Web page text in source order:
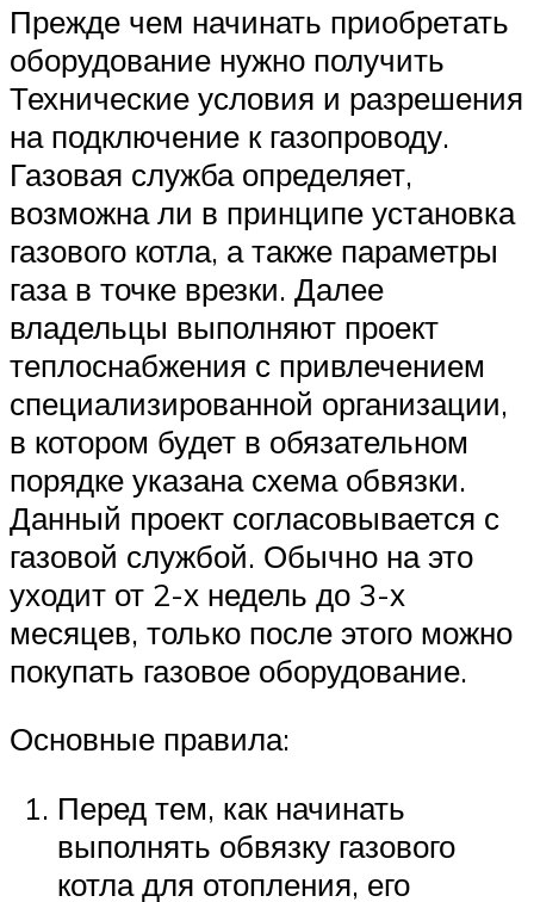
Прежде чем начинать приобретать
оборудование нужно получить
Технические условия и разрешения
на подключение к газопроводу.
Газовая служба определяет,
возможна ли в принципе установка
газового котла, а также параметры
газа в точке врезки. Далее
владельцы выполняют проект
теплоснабжения с привлечением
специализированной организации,
в котором будет в обязательном
порядке указана схема обвязки.
Данный проект согласовывается с
газовой службой. Обычно на это
уходит от 2-х недель до 3-х
месяцев, только после этого можно
покупать газовое оборудование.
Основные правила:
Перед тем, как начинать
выполнять обвязку газового
котла для отопления, его